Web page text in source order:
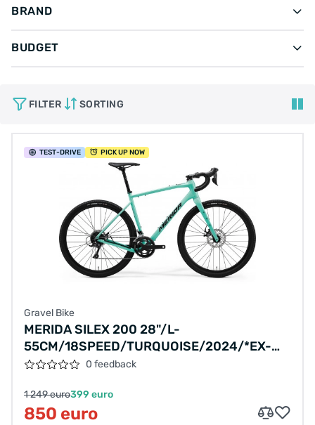
BRAND
BUDGET
FILTER SORTING
TEST-DRIVE PICK UP NOW
Gravel Bike
MERIDA SILEX 200 28"/L-
55CM/18SPEED/TURQUOISE/2024/*EX-
DISPLAY* 0 feedback
1 249 euro399 euro
850 euro